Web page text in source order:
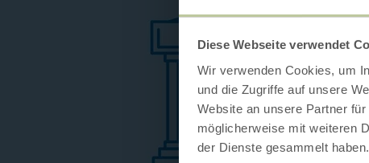
Diese Webseite verwendet
Wir verwenden Cookies, um
und die Zugriffe auf unsere
Website an unsere Partner
möglicherweise mit weiteren
der Dienste gesammelt haben.